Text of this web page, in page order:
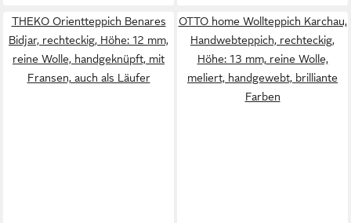
THEKO Orientteppich Benares
Bidjar, rechteckig, Höhe: 12 mm,
reine Wolle, handgeknüpft, mit
Fransen, auch als Läufer
OTTO home Wollteppich Karchau,
Handwebteppich, rechteckig,
Höhe: 13 mm, reine Wolle,
meliert, handgewebt, brilliante
Farben